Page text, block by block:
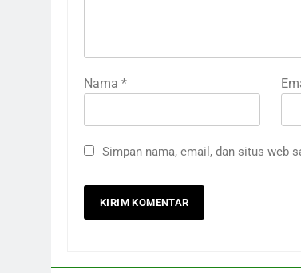
Nama *
Simpan nama, email, dan situs web